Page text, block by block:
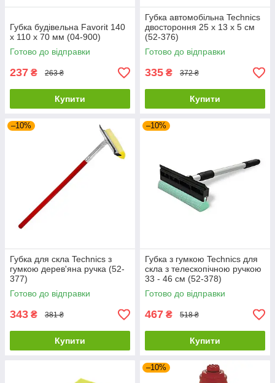
Губка будівельна Favorit 140
х 110 х 70 мм (04-900)
Готово до відправки
237 ₴ 263 ₴
Купити
Губка автомобільна Technics
двостороння 25 х 13 х 5 см
(52-376)
Готово до відправки
335 ₴ 372 ₴
Купити
–10%
Губка для скла Technics з
гумкою дерев'яна ручка (52-
377)
Готово до відправки
343 ₴ 381 ₴
Купити
–10%
Губка з гумкою Technics для
скла з телескопічною ручкою
33 - 46 см (52-378)
Готово до відправки
467 ₴ 518 ₴
Купити
–10%